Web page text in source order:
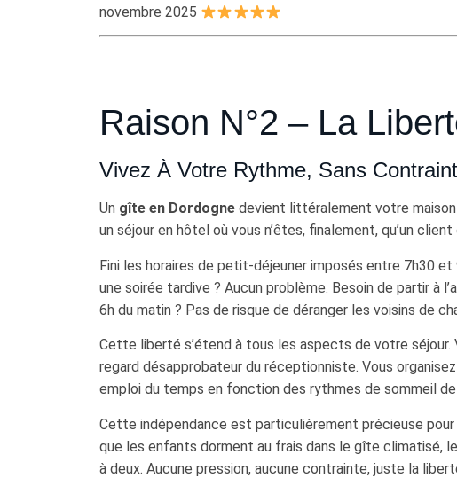
novembre 2025
Raison N°2 – La
Vivez À Votre Rythme, Sans
Un gîte en Dordogne devient littéralement votre
un séjour en hôtel où vous n’êtes, finalement, qu’un
Fini les horaires de petit-déjeuner imposés entre 7h30
une soirée tardive ? Aucun problème. Besoin de partir à
6h du matin ? Pas de risque de déranger les voisins de
Cette liberté s’étend à tous les aspects de votre séjour.
regard désapprobateur du réceptionniste. Vous
emploi du temps en fonction des rythmes de sommeil
Cette indépendance est particulièrement précieuse
que les enfants dorment au frais dans le gîte climatisé,
à deux. Aucune pression, aucune contrainte, juste la